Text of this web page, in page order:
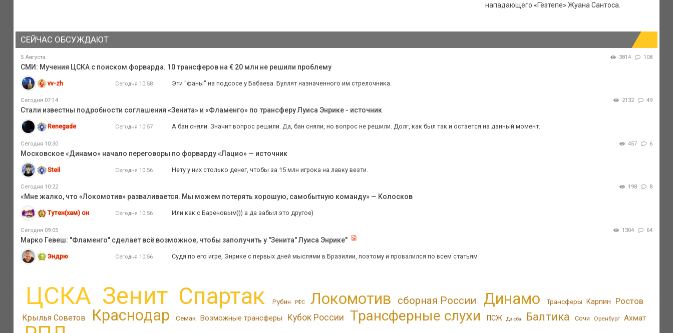
нападающего «Гёзтепе» Жуана Сантоса.
СЕЙЧАС ОБСУЖДАЮТ
5 Августа 3814 108
СМИ: Мучения ЦСКА с поиском форварда. 10 трансферов на € 20 млн не решили проблему
vv-zh Сегодня 10:58 Эти "фаны" на подсосе у Бабаева. Буллят назначенного им стрелочника.
Сегодня 07:14 2132 49
Стали известны подробности соглашения «Зенита» и «Фламенго» по трансферу Луиса Энрике - источник
Renegade Сегодня 10:57 А бан сняли. Значит вопрос решили. Да, бан сняли, но вопрос не решили. Долг, как был так и остается на данный момент.
Сегодня 10:30 457 6
Московское «Динамо» начало переговоры по форварду «Лацио» — источник
Steil Сегодня 10:56 Нету у них столько денег, чтобы за 15 млн игрока на лавку везти.
Сегодня 10:22 198 8
«Мне жалко, что «Локомотив» разваливается. Мы можем потерять хорошую, самобытную команду» — Колосков
Тутен(хам) он Сегодня 10:56 Или как с Бареновым))) а да забыл это другое)
Сегодня 09:05 1304 64
Марко Гевеш: "Фламенго" сделает всё возможное, чтобы заполучить у "Зенита" Луиса Энрике"
Эндрю Сегодня 10:56 Судя по его игре, Энрике с первых дней мыслями в Бразилии, поэтому и провалился по всем статьям
ЦСКА Зенит Спартак Рубин РФС Локомотив сборная России Динамо Трансферы Карпин Ростов
Крылья Советов Краснодар Семак Возможные трансферы Кубок России Трансферные слухи ПСЖ Дзюба Балтика Сочи Оренбург Ахмат